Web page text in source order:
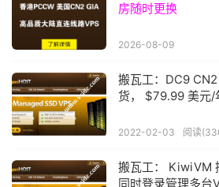
房随时更换
2026-08-09
搬瓦工：DC9
货， $79.99 美元/
2022-02-03 阅读
搬瓦工： KiwiVM
同时登录管理多台